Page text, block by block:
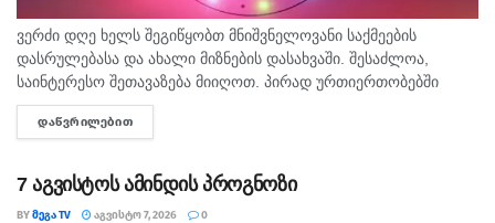
ვერძი დღე ხელს შეგიწყობთ მნიშვნელოვანი საქმეების
დასრულებასა და ახალი მიზნების დასახვაში. შესაძლოა,
საინტერესო შეთავაზება მიიღოთ. პირად ურთიერთობებში
გულწრფელი საუბარი ბევრ გაუგებრობას გააქრობს. კურო
ფინანსურ საკითხებში სიფრთხილე გამოიჩინეთ და ემოციური...
ᲓᲐᲬᲕᲠᲘᲚᲔᲑᲘᲗ
7 აგვისტოს ამინდის პროგნოზი
BYᲛᲔᲒᲐ TV ᲐᲒᲕᲘᲡᲢᲝ 7, 2026 0